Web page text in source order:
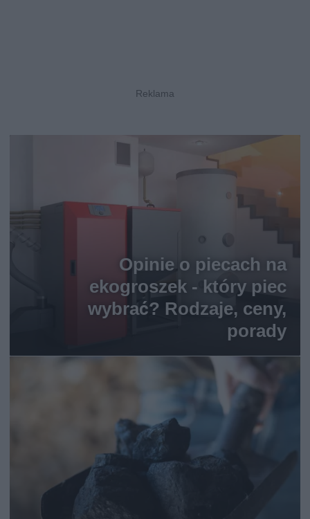
Opinie o piecach na
ekogroszek - który piec
wybrać? Rodzaje, ceny,
porady